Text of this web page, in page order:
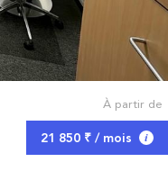
À partir de
21 850 ₹ / mois